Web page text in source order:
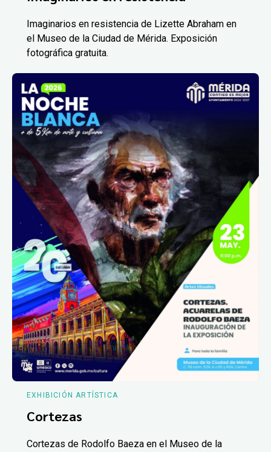
Imaginarios en resistencia de Lizette Abraham en
el Museo de la Ciudad de Mérida. Exposición
fotográfica gratuita.
EXHIBICIÓN ARTÍSTICA
Cortezas
Cortezas de Rodolfo Baeza en el Museo de la